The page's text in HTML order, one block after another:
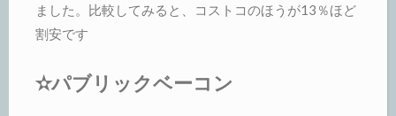
ました。比較してみると、コストコのほうが13％ほど
割安です
✫パブリックベーコン